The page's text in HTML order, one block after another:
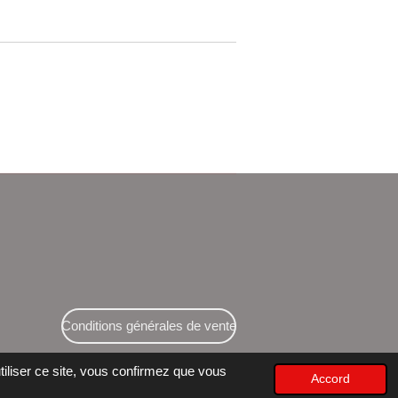
ce site, vous confirmez que vous
Accord
Conditions générales de vente